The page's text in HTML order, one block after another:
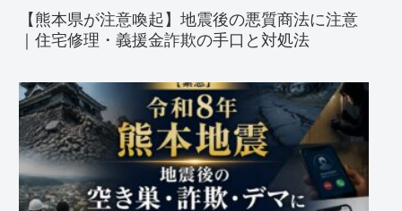
【熊本県が注意喚起】地震後の悪質商法に注意
｜住宅修理・義援金詐欺の手口と対処法